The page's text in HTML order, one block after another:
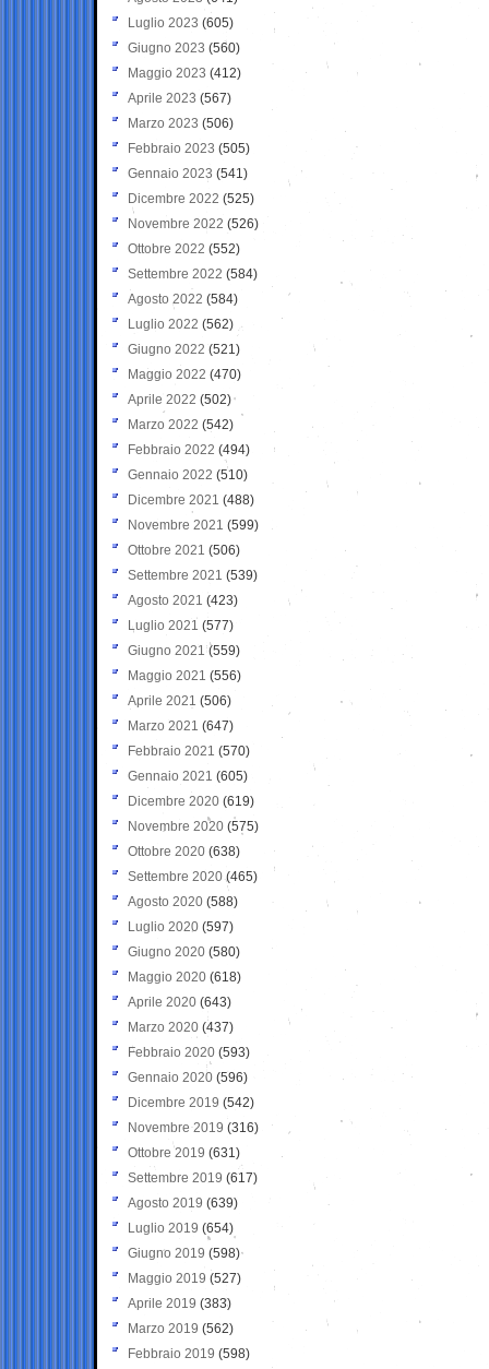
Luglio 2023 (605)
Giugno 2023 (560)
Maggio 2023 (412)
Aprile 2023 (567)
Marzo 2023 (506)
Febbraio 2023 (505)
Gennaio 2023 (541)
Dicembre 2022 (525)
Novembre 2022 (526)
Ottobre 2022 (552)
Settembre 2022 (584)
Agosto 2022 (584)
Luglio 2022 (562)
Giugno 2022 (521)
Maggio 2022 (470)
Aprile 2022 (502)
Marzo 2022 (542)
Febbraio 2022 (494)
Gennaio 2022 (510)
Dicembre 2021 (488)
Novembre 2021 (599)
Ottobre 2021 (506)
Settembre 2021 (539)
Agosto 2021 (423)
Luglio 2021 (577)
Giugno 2021(559)
Maggio 2021 (556)
Aprile 2021 (506)
Marzo 2021 (647)
Febbraio 2021 (570)
Gennaio 2021 (605)
Dicembre 2020 (619)
Novembre 2020 (575)
Ottobre 2020 (638)
Settembre 2020(465)
Agosto 2020 (588)
Luglio 2020 (597)
Giugno 2020 (580)
Maggio 2020 (618)
Aprile 2020 (643)
Marzo 2020 (437)
Febbraio 2020 (593)
Gennaio 2020 (596)
Dicembre 2019 (542)
Novembre 2019 (316)
Ottobre 2019 (631)
Settembre 2019 (617)
Agosto 2019 (639)
Luglio 2019 (654)
Giugno 2019 (598)
Maggio 2019 (527)
Aprile 2019 (383)
Marzo 2019 (562)
Febbraio 2019 (598)